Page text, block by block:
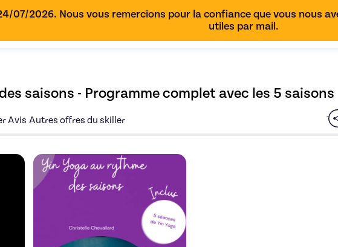
07/2026. Nous vous remercions pour la confiance que vous nous
utiles par mail.
saisons - Programme complet avec les 5 saisons
Avis Autres offres du skiller
Découvrez l'offre Yin Yoga au rythme des saisons - Programme complet
Découvrez l'offre Yin Yoga au